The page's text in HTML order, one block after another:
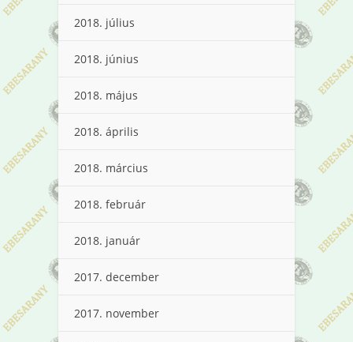
2018. július
2018. június
2018. május
2018. április
2018. március
2018. február
2018. január
2017. december
2017. november